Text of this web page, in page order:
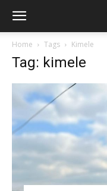
Home Tags Kimele
Tag: kimele